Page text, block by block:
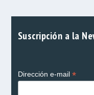
Suscripción a la
Dirección e-mail *